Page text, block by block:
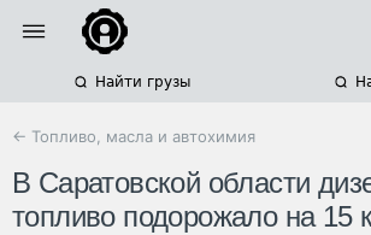
Найти грузы
← Топливо, масла и автохимия
В Саратовской области
топливо подорожало на 15